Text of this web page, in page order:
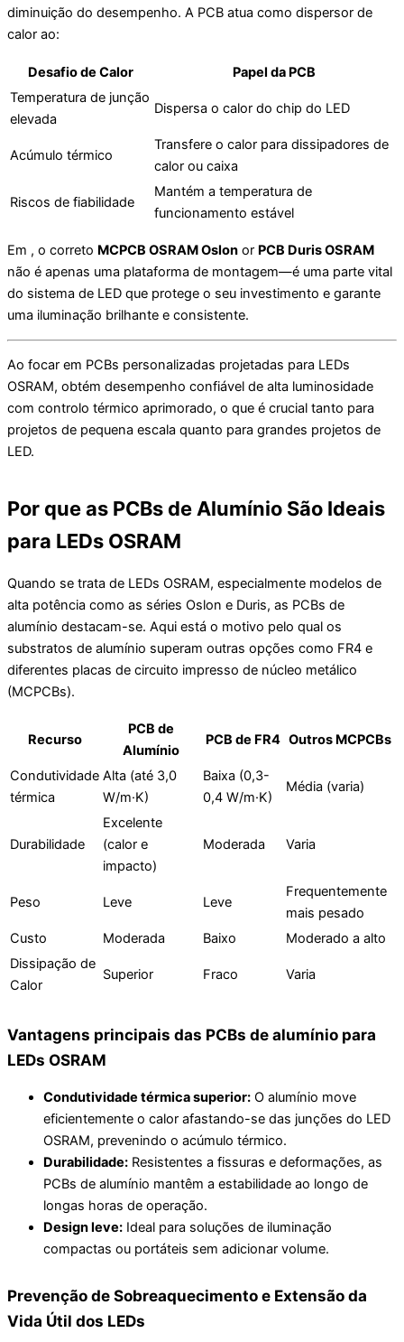
diminuição do desempenho. A PCB atua como dispersor de
calor ao:
Desafio de Calor
Papel da PCB
Temperatura de junção
elevada
Dispersa o calor do chip do LED
Acúmulo térmico
Transfere o calor para dissipadores de
calor ou caixa
Riscos de fiabilidade
Mantém a temperatura de
funcionamento estável
Em , o correto MCPCB OSRAM Oslon or PCB Duris OSRAM
não é apenas uma plataforma de montagem—é uma parte vital
do sistema de LED que protege o seu investimento e garante
uma iluminação brilhante e consistente.
Ao focar em PCBs personalizadas projetadas para LEDs
OSRAM, obtém desempenho confiável de alta luminosidade
com controlo térmico aprimorado, o que é crucial tanto para
projetos de pequena escala quanto para grandes projetos de
LED.
Por que as PCBs de Alumínio São Ideais
para LEDs OSRAM
Quando se trata de LEDs OSRAM, especialmente modelos de
alta potência como as séries Oslon e Duris, as PCBs de
alumínio destacam-se. Aqui está o motivo pelo qual os
substratos de alumínio superam outras opções como FR4 e
diferentes placas de circuito impresso de núcleo metálico
(MCPCBs).
Recurso
PCB de
Alumínio
PCB de FR4 Outros MCPCBs
Condutividade
térmica
Alta (até 3,0
W/m·K)
Baixa (0,3-
0,4 W/m·K)
Média (varia)
Durabilidade
Excelente
(calor e
impacto)
Moderada Varia
Peso Leve Leve
Frequentemente
mais pesado
Custo
Moderada Baixo
Moderado a alto
Dissipação de
Calor
Superior Fraco Varia
Vantagens principais das PCBs de alumínio para
LEDs OSRAM
Condutividade térmica superior: O alumínio move
eficientemente o calor afastando-se das junções do LED
OSRAM, prevenindo o acúmulo térmico.
Durabilidade: Resistentes a fissuras e deformações, as
PCBs de alumínio mantêm a estabilidade ao longo de
longas horas de operação.
Design leve: Ideal para soluções de iluminação
compactas ou portáteis sem adicionar volume.
Prevenção de Sobreaquecimento e Extensão da
Vida Útil dos LEDs